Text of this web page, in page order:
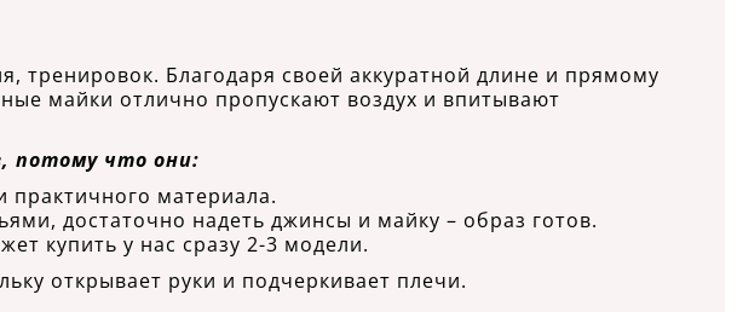
тренировок. Благодаря своей аккуратной длине и прямому
майки отлично пропускают воздух и впитывают
потому что они:
практичного материала.
достаточно надеть джинсы и майку – образ готов.
купить у нас сразу 2-3 модели.
открывает руки и подчеркивает плечи.